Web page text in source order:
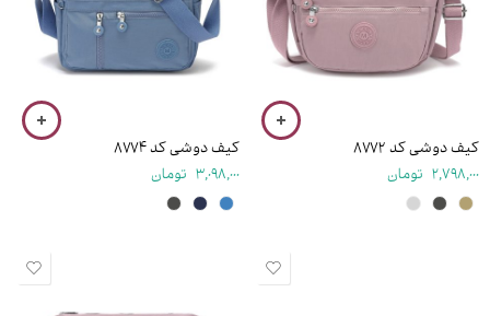
کیف دوشی کد ۸۷۷۲
2,798,000 تومان
کیف دوشی کد ۸۷۷۴
3,098,000 تومان